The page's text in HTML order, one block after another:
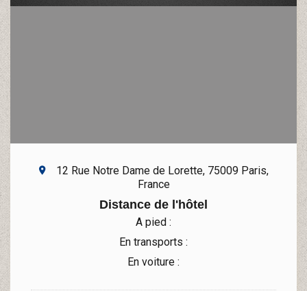
12 Rue Notre Dame de Lorette, 75009 Paris,
France
Distance de l'hôtel
A pied :
En transports :
En voiture :